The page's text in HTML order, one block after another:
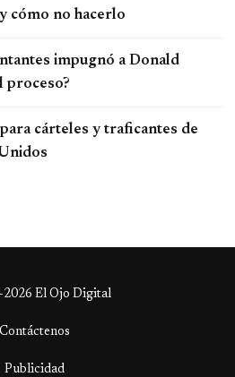
cómo no hacerlo
impugnó a Donald
proceso?
cárteles y traficantes de
El Ojo Digital
Contáctenos
Publicidad